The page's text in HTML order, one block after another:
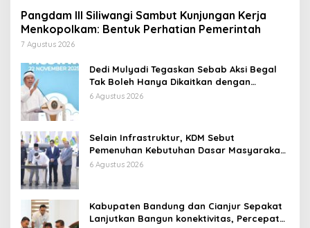
Pangdam III Siliwangi Sambut Kunjungan Kerja
Menkopolkam: Bentuk Perhatian Pemerintah
7 Agustus 2026
Dedi Mulyadi Tegaskan Sebab Aksi Begal
Tak Boleh Hanya Dikaitkan dengan
Ekonomi
6 Agustus 2026
Selain Infrastruktur, KDM Sebut
Pemenuhan Kebutuhan Dasar Masyarakat
Jadi Fokus APBD Jabar 2027
6 Agustus 2026
Kabupaten Bandung dan Cianjur Sepakat
Lanjutkan Bangun konektivitas, Percepat